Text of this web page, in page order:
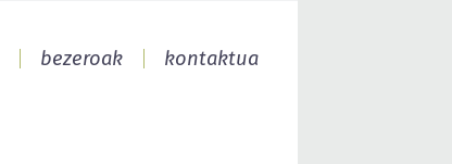
bezeroak kontaktua